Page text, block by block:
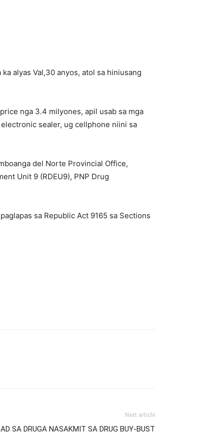
alyas Val,30 anyos, atol sa hiniusang
nga 3.4 milyones, apil usab sa mga
sealer, ug cellphone niini sa
del Norte Provincial Office,
Unit 9 (RDEU9), PNP Drug
sa Republic Act 9165 sa Sections
Next article
SA DRUGA NASAKMIT SA DRUG BUY-BUST